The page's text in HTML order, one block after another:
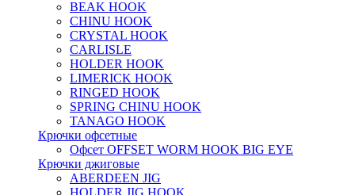
BEAK HOOK
CHINU HOOK
CRYSTAL HOOK
CARLISLE
HOLDER HOOK
LIMERICK HOOK
RINGED HOOK
SPRING CHINU HOOK
TANAGO HOOK
Крючки офсетные
Офсет OFFSET WORM HOOK BIG EYE
Крючки джиговые
ABERDEEN JIG
HOLDER JIG HOOK